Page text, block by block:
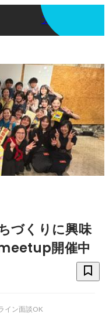
アプリを使う
づくりに興味
開催中
イン面談OK